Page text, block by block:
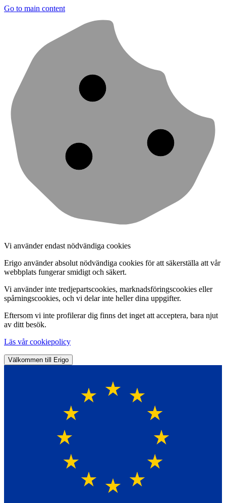
Go to main content
Vi använder endast nödvändiga cookies
Erigo använder absolut nödvändiga cookies för att säkerställa att vår
webbplats fungerar smidigt och säkert.
Vi använder inte tredjepartscookies, marknadsföringscookies eller
spårningscookies, och vi delar inte heller dina uppgifter.
Eftersom vi inte profilerar dig finns det inget att acceptera, bara njut
av ditt besök.
Läs vår cookiepolicy
Välkommen till Erigo